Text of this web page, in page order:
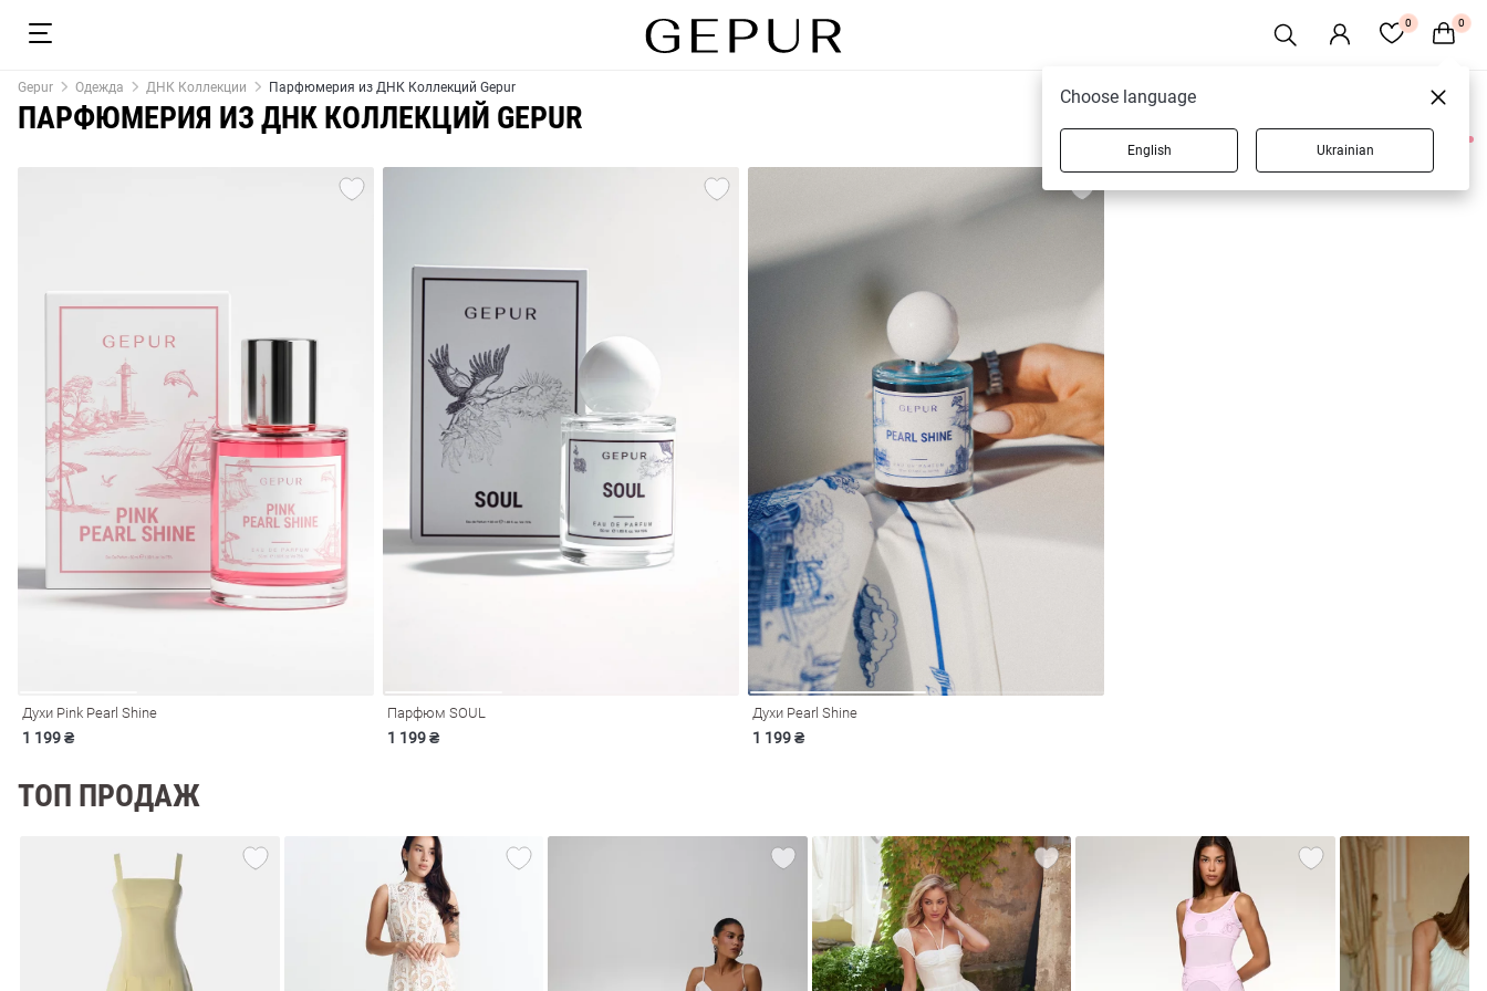
0 0
СарафаныНа
Gepur Одежда ДНК Коллекции Парфюмерия из ДНК Коллекций Gepur
ПАРФЮМЕРИЯ ИЗ ДНК КОЛЛЕКЦИЙ GEPUR
3 товаров
Духи Pink Pearl Shine
1 199 ₴
Парфюм SOUL
1 199 ₴
Духи Pearl Shine
1 199 ₴
ТОП ПРОДАЖ
Choose language
English Ukrainian